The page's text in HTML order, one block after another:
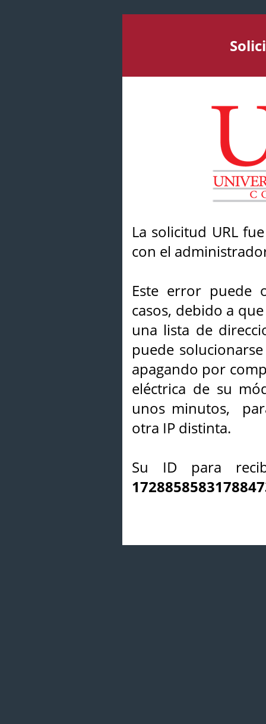
La solicitud URL
con el
Este error puede
casos, debido a
una lista de
puede
apagando por
eléctrica de su
unos minutos,
otra IP distinta.
Su ID para